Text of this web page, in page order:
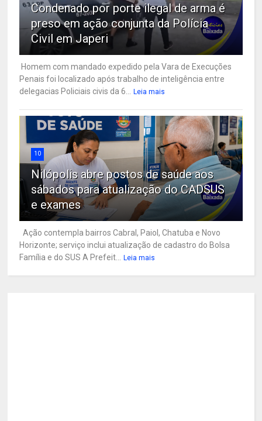
Condenado por porte ilegal de arma é
preso em ação conjunta da Polícia
Civil em Japeri
Homem com mandado expedido pela Vara de Execuções
Penais foi localizado após trabalho de inteligência entre
delegacias Policiais civis da 6...
Leia mais
10
Nilópolis abre postos de saúde aos
sábados para atualização do CADSUS
e exames
Ação contempla bairros Cabral, Paiol, Chatuba e Novo
Horizonte; serviço inclui atualização de cadastro do Bolsa
Família e do SUS A Prefeit...
Leia mais